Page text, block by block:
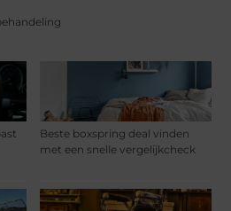
Beste boxspring deal vinden
met een snelle vergelijkcheck